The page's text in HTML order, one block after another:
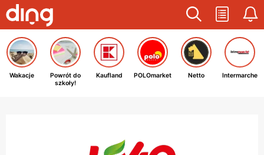
Wakacje
Powrót do
szkoły!
Kaufland POLOmarket Netto Intermarche